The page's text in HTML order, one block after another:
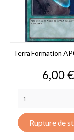
Terra Formation
Prix
6,00 €
Rupture de